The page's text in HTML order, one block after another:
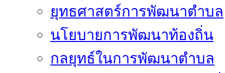
ยุทธศาสตร์การพัฒนาตำบล
นโยบายการพัฒนาท้องถิ่น
กลยุทธ์ในการพัฒนาตำบล